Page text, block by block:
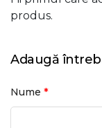
produs.
Adaugă
Nume *